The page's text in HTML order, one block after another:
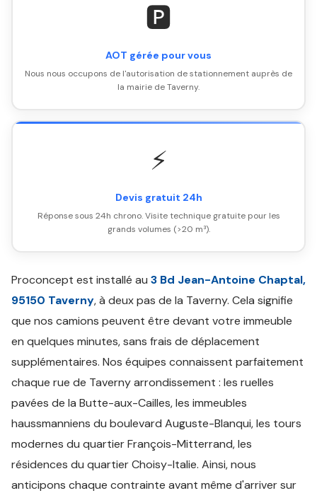
🅿️
AOT gérée pour vous
Nous nous occupons de l'autorisation de stationnement auprès de
la mairie de Taverny.
⚡
Devis gratuit 24h
Réponse sous 24h chrono. Visite technique gratuite pour les
grands volumes (>20 m³).
Proconcept est installé au 3 Bd Jean-Antoine Chaptal,
95150 Taverny, à deux pas de la Taverny. Cela signifie
que nos camions peuvent être devant votre immeuble
en quelques minutes, sans frais de déplacement
supplémentaires. Nos équipes connaissent parfaitement
chaque rue de Taverny arrondissement : les ruelles
pavées de la Butte-aux-Cailles, les immeubles
haussmanniens du boulevard Auguste-Blanqui, les tours
modernes du quartier François-Mitterrand, les
résidences du quartier Choisy-Italie. Ainsi, nous
anticipons chaque contrainte avant même d'arriver sur